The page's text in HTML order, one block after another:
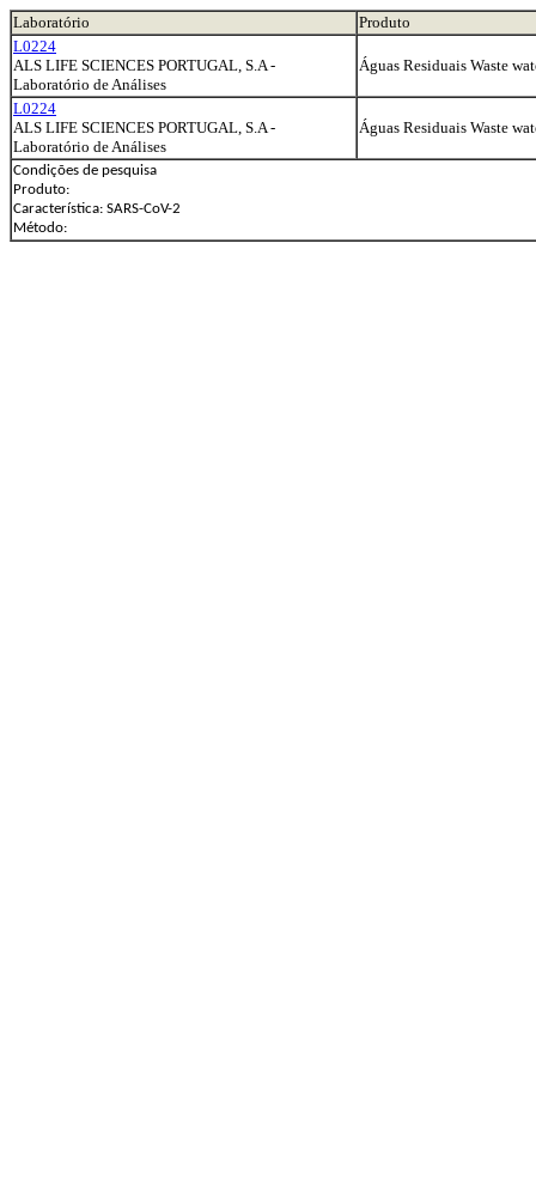
Laboratório
Produto
L0224
ALS LIFE SCIENCES PORTUGAL, S.A -
Laboratório de Análises
Águas Residuais Waste
L0224
ALS LIFE SCIENCES PORTUGAL, S.A -
Laboratório de Análises
Águas Residuais Waste
Condições de pesquisa
Produto:
Característica: SARS-CoV-2
Método: